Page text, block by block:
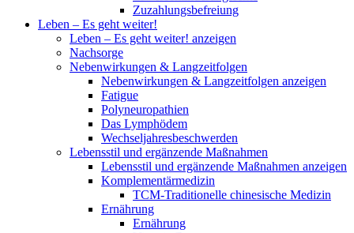
Zuzahlungsbefreiung
Leben – Es geht weiter!
Leben – Es geht weiter! anzeigen
Nachsorge
Nebenwirkungen & Langzeitfolgen
Nebenwirkungen & Langzeitfolgen anzeigen
Fatigue
Polyneuropathien
Das Lymphödem
Wechseljahresbeschwerden
Lebensstil und ergänzende Maßnahmen
Lebensstil und ergänzende Maßnahmen anzeigen
Komplementärmedizin
TCM-Traditionelle chinesische Medizin
Ernährung
Ernährung